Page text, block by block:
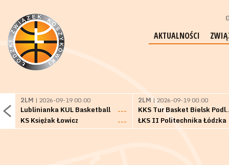
AKTUALNOŚCI
2LM | 2026-09-19 00:00
Lublinianka KUL Basketball
---
KS Księżak Łowicz
---
2LM | 2026-09-19 00:00
KKS Tur
ŁKS II Politechnika Łódzka